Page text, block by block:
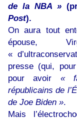
de la NBA »
Post).
On aura tout
épouse,
«
presse (qui,
pour avoir «
républicains de
de Joe Biden ».
Mais